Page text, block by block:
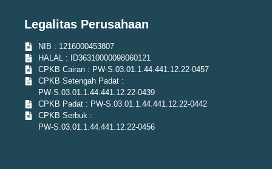
Legalitas Perusahaan
NIB : 1216000453807
HALAL : ID36310000098060121
CPKB Cairan : PW-S.03.01.1.44.441.12.22-0457
CPKB Setengah Padat :
PW-S.03.01.1.44.441.12.22-0439
CPKB Padat : PW-S.03.01.1.44.441.12.22-0442
CPKB Serbuk :
PW-S.03.01.1.44.441.12.22-0456